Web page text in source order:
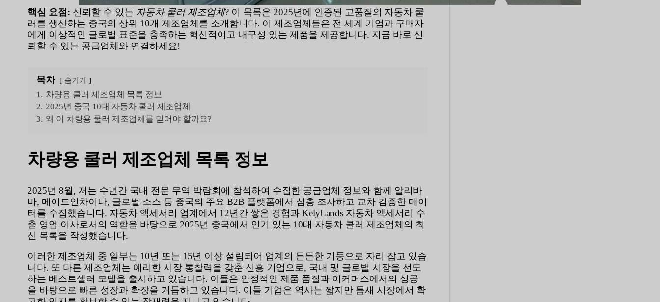
핵심 요점: 신뢰할 수 있는 자동차 쿨러 제조업체? 이 목록은 2025년에 인증된 고품질의 자동차 쿨
러를 생산하는 중국의 상위 10개 제조업체를 소개합니다. 이 제조업체들은 전 세계 기업과 구매자
에게 이상적인 글로벌 표준을 충족하는 혁신적이고 내구성 있는 제품을 제공합니다. 지금 바로 신
뢰할 수 있는 공급업체와 연결하세요!
목차 숨기기
1. 차량용 쿨러 제조업체 목록 정보
2. 2025년 중국 10대 자동차 쿨러 제조업체
3. 왜 이 차량용 쿨러 제조업체를 믿어야 할까요?
차량용 쿨러 제조업체 목록 정보
2025년 8월, 저는 수년간 국내 전문 무역 박람회에 참석하여 수집한 공급업체 정보와 함께 알리바
바, 메이드인차이나, 글로벌 소스 등 중국의 주요 B2B 플랫폼에서 심층 조사하고 교차 검증한 데이
터를 수집했습니다. 자동차 액세서리 업계에서 12년간 쌓은 경험과 KelyLands 자동차 액세서리 수
출 영업 이사로서의 역할을 바탕으로 2025년 중국에서 인기 있는 10대 자동차 쿨러 제조업체의 최
신 목록을 작성했습니다.
이러한 제조업체 중 일부는 10년 또는 15년 이상 설립되어 업계의 든든한 기둥으로 자리 잡고 있습
니다. 또 다른 제조업체는 예리한 시장 통찰력을 갖춘 신흥 기업으로, 국내 및 글로벌 시장을 선도
하는 베스트셀러 모델을 출시하고 있습니다. 이들은 안정적인 제품 품질과 이커머스에서의 성공
을 바탕으로 빠른 성장과 확장을 거듭하고 있습니다. 이들 기업은 역사는 짧지만 틈새 시장에서 확